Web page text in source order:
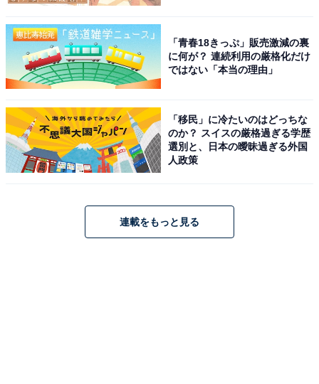
「青春18きっぷ」販売激減の裏
に何が？ 連続利用の厳格化だけ
ではない「本当の理由」
「移民」に冷たいのはどっちな
のか？ スイスの厳格過ぎる学歴
選別と、日本の曖昧過ぎる外国
人政策
連載をもっと見る